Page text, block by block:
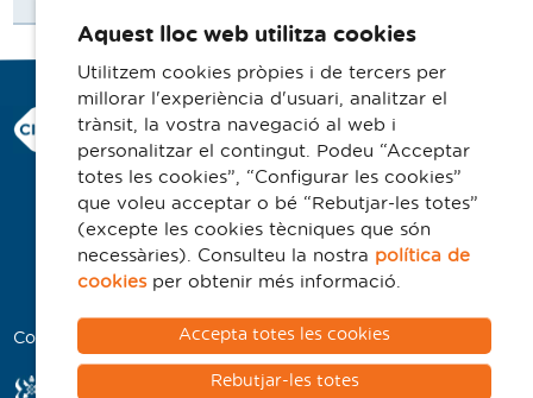
Consorci Hospitalari de Vic
Carrer Francesc Pla 'El Vigatà', 1
08500 Vic
Telèfon 93 702 77 16
Contacte
Avís legal
Politica de cookies
Col·laboradors
Aquest lloc web utilitza cookies
Utilitzem cookies pròpies i de tercers per
millorar l'experiència d'usuari, analitzar el
trànsit, la vostra navegació al web i
personalitzar el contingut. Podeu “Acceptar
totes les cookies”, “Configurar les cookies”
que voleu acceptar o bé “Rebutjar-les totes”
(excepte les cookies tècniques que són
necessàries). Consulteu la nostra política de
cookiesper obtenir més informació.
Accepta totes les cookies
Rebutjar-les totes